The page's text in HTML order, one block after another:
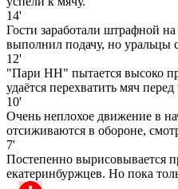
14'
Гости заработали штрафной
выполнил подачу, но уральцы
12'
"Пари НН" пытается высоко
удаётся перехватить мяч
10'
Очень неплохое движение в
отсиживаются в обороне,
7'
Постепенно вырисовывается
екатеринбуржцев. Но пока